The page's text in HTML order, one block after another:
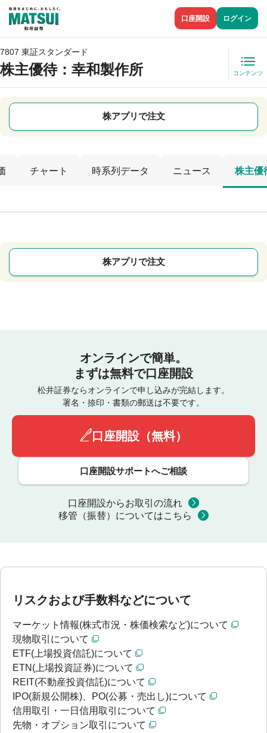
口座開設 ログイン
7807 東証スタンダード
株主優待：幸和製作所 コンテンツ
株アプリで注文
チャート 時系列データ ニュース 株主優
株アプリで注文
オンラインで簡単。
まずは無料で口座開設
松井証券ならオンラインで申し込みが完結します。
署名・捺印・書類の郵送は不要です。
口座開設（無料）
口座開設サポートへご相談
口座開設からお取引の流れ
移管（振替）についてはこちら
リスクおよび手数料などについて
マーケット情報(株式市況・株価検索など)について
現物取引について
ETF(上場投資信託)について
ETN(上場投資証券)について
REIT(不動産投資信託)について
IPO(新規公開株)、PO(公募・売出し)について
信用取引・一日信用取引について
先物・オプション取引について